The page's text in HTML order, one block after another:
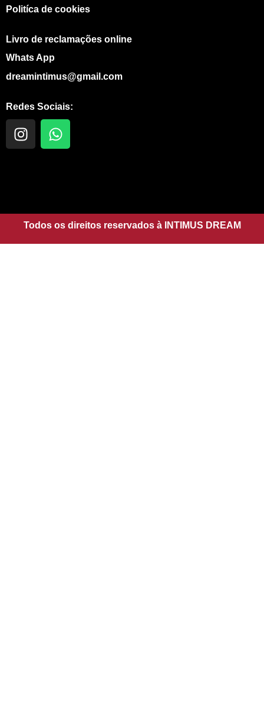
Politíca de cookies
Livro de reclamações online
Whats App
dreamintimus@gmail.com
Redes Sociais:
I
n
r
a
m
W
h
p
p
Todos os direitos reservados à INTIMUS DREAM